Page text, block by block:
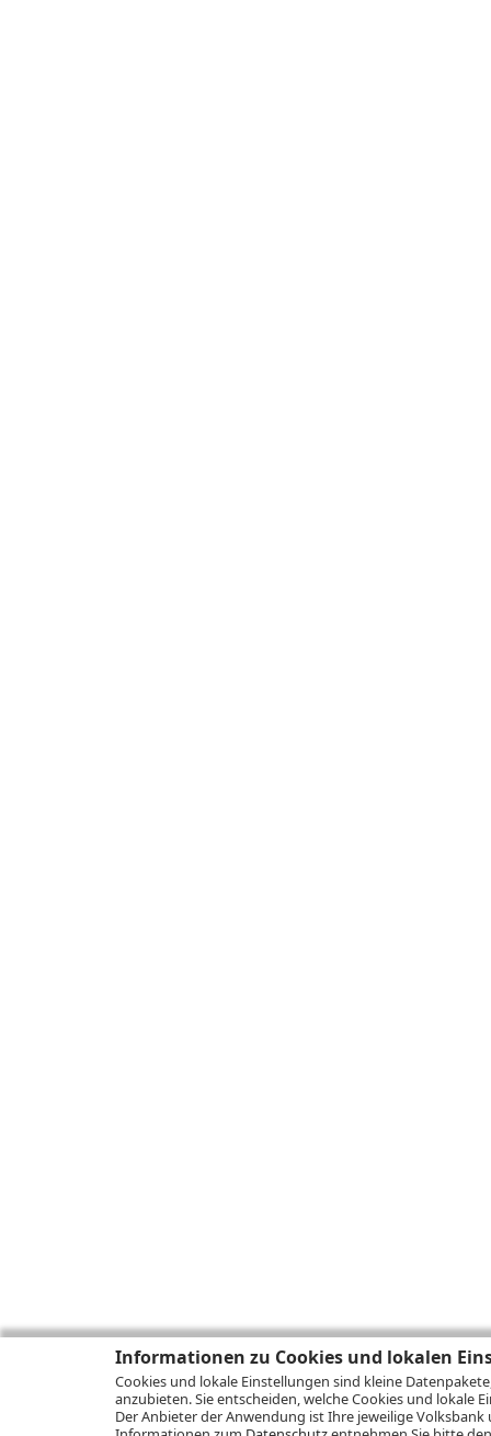
Informationen zu Cookies und lokalen
Cookies und lokale Einstellungen sind kleine
anzubieten. Sie entscheiden, welche Cookies und lokale
Der Anbieter der Anwendung ist Ihre jeweilige Volksbank